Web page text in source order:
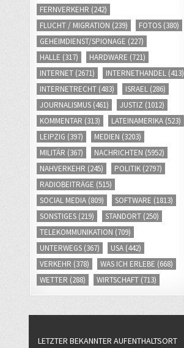
FERNVERKEHR (242)
FLUCHT / MIGRATION (239) FOTOS (380)
GEHEIMDIENST/SPIONAGE (227)
HALLE (317) HARDWARE (721)
INTERNET (2671) INTERNETHANDEL (413)
INTERNETRECHT (483) ISRAEL (286)
JOURNALISMUS (461) JUSTIZ (1012)
KOMMENTAR (313) LATEINAMERIKA (523)
LEIPZIG (397) MEDIEN (3203)
MILITÄR (367) NACHRICHTEN (5952)
NAHVERKEHR (245) POLITIK (2797)
RADIOBEITRÄGE (515)
SOCIAL MEDIA (809) SOFTWARE (1813)
SONSTIGES (219) STANDORT (250)
TELEKOMMUNIKATION (709)
UNTERWEGS (367) USA (442)
VERKEHR (378) WAS ICH ERLEBE (668)
WETTER (288) WIRTSCHAFT (713)
LETZTER BEKANNTER AUFENTHALTSORT